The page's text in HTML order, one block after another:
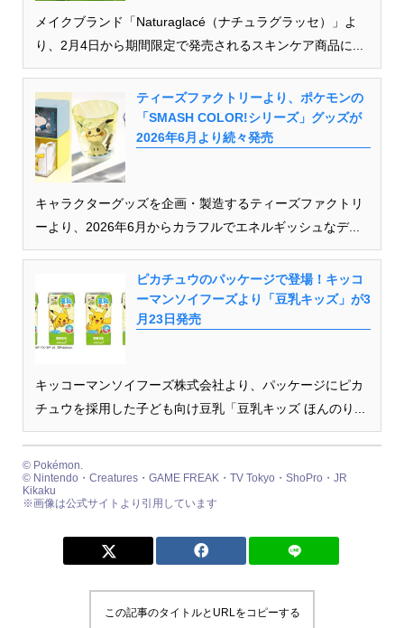
メイクブランド「Naturaglacé（ナチュラグラッセ）」よ
り、2月4日から期間限定で発売されるスキンケア商品に...
ティーズファクトリーより、ポケモンの
「SMASH COLOR!シリーズ」グッズが
2026年6月より続々発売
キャラクターグッズを企画・製造するティーズファクトリ
ーより、2026年6月からカラフルでエネルギッシュなデ...
ピカチュウのパッケージで登場！キッコ
ーマンソイフーズより「豆乳キッズ」が3
月23日発売
キッコーマンソイフーズ株式会社より、パッケージにピカ
チュウを採用した子ども向け豆乳「豆乳キッズ ほんのり...
© Pokémon.
© Nintendo・Creatures・GAME FREAK・TV Tokyo・ShoPro・JR
Kikaku
※画像は公式サイトより引用しています
この記事のタイトルとURLをコピーする